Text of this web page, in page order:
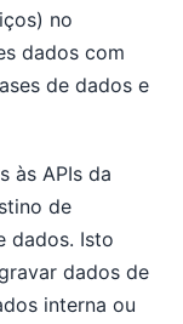
no
dados com
de dados e
às APIs da
de
dados. Isto
dados de
interna ou